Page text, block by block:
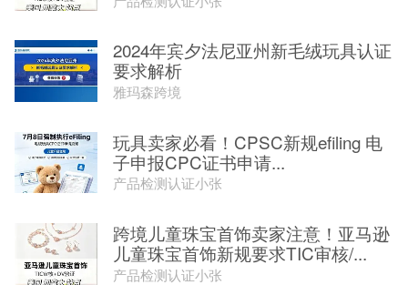
2024年宾夕法尼亚州新毛绒玩具认证
要求解析
雅玛森跨境
玩具卖家必看！CPSC新规efiling 电
子申报CPC证书申请...
产品检测认证小张
跨境儿童珠宝首饰卖家注意！亚马逊
儿童珠宝首饰新规要求TIC审核/...
产品检测认证小张